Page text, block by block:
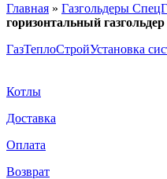
Главная » Газгольдеры
горизонтальный
ГазТеплоСтройУстановка
Котлы
Доставка
Оплата
Возврат